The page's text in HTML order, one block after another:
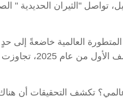
تواصل "الثيران الحديدية "
العالمية خاضعةً إلى حدٍ
نجحت في تحقيق
تكشف التحقيقات أن هناك